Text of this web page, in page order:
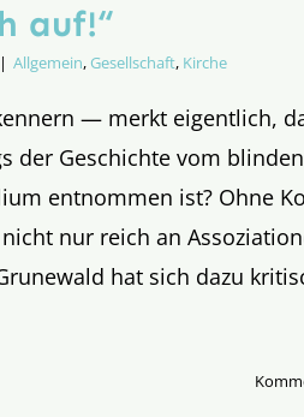
auf!“
| Allgemein,Gesellschaft, Kirche
— merkt eigentlich,
der Geschichte vom
entnommen ist? Ohne
nur reich an
hat sich dazu